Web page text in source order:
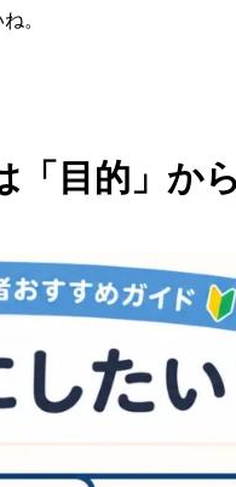
。
「目的」か